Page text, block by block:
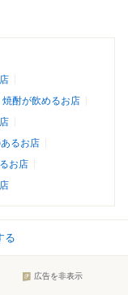
焼酎が飲めるお店
るお店
お店
る
広告を非表示